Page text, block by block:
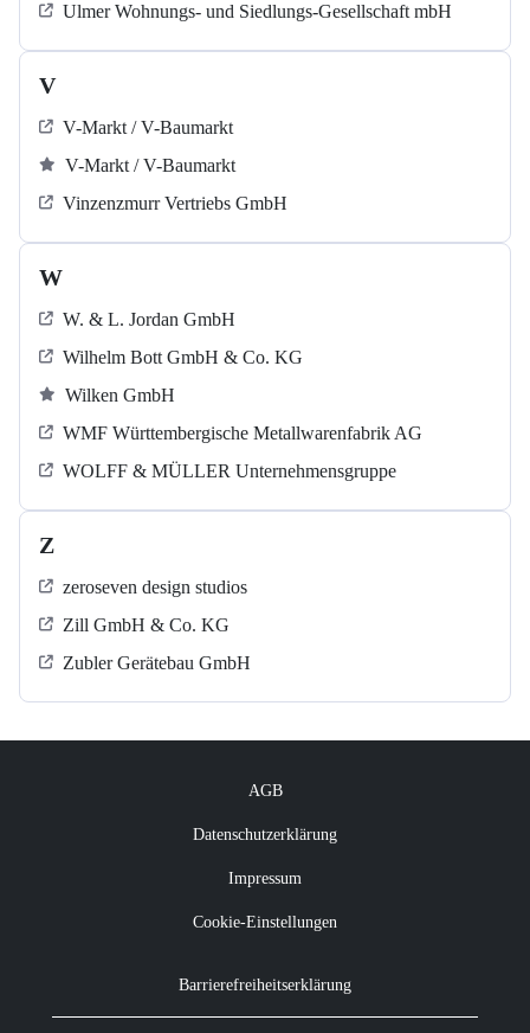
Ulmer Wohnungs- und Siedlungs-Gesellschaft mbH
V
V-Markt / V-Baumarkt
V-Markt / V-Baumarkt
Vinzenzmurr Vertriebs GmbH
W
W. & L. Jordan GmbH
Wilhelm Bott GmbH & Co. KG
Wilken GmbH
WMF Württembergische Metallwarenfabrik AG
WOLFF & MÜLLER Unternehmensgruppe
Z
zeroseven design studios
Zill GmbH & Co. KG
Zubler Gerätebau GmbH
AGB
Datenschutzerklärung
Impressum
Cookie-Einstellungen
Barrierefreiheitserklärung